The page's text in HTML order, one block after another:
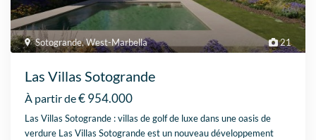
21
Sotogrande,West-Marbella
Las Villas Sotogrande
À partir de€ 954.000
Las Villas Sotogrande : villas de golf de luxe dans une oasis de
verdure Las Villas Sotogrande est un nouveau développement